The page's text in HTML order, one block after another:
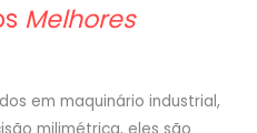
Melhores
em maquinário industrial,